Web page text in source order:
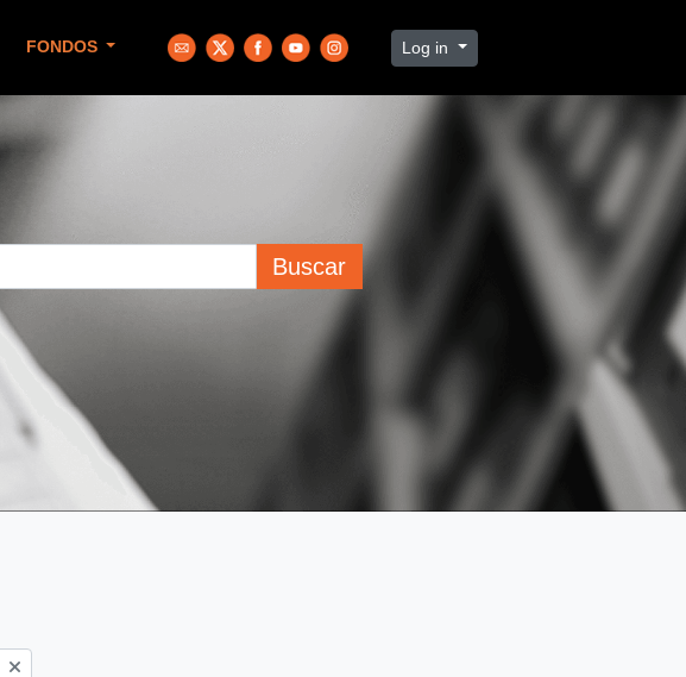
FONDOS Log in
Buscar